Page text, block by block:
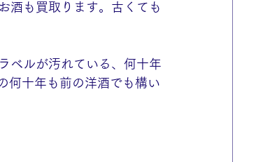
酒も買取ります。古くても
ベルが汚れている、何十年
何十年も前の洋酒でも構い